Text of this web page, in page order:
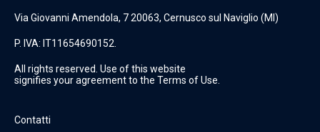
Via Giovanni Amendola, 7 20063, Cernusco sul Naviglio (MI)
P. IVA: IT11654690152.
All rights reserved. Use of this website
signifies your agreement to the Terms of Use.
Contatti